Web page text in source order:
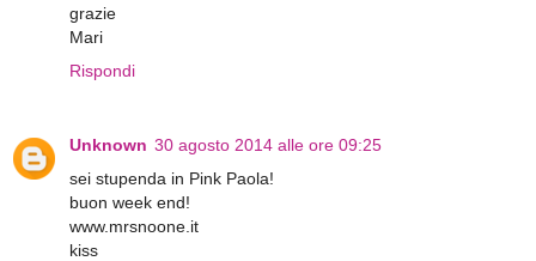
grazie
Mari
Rispondi
Unknown 30 agosto 2014 alle ore 09:25
sei stupenda in Pink Paola!
buon week end!
www.mrsnoone.it
kiss